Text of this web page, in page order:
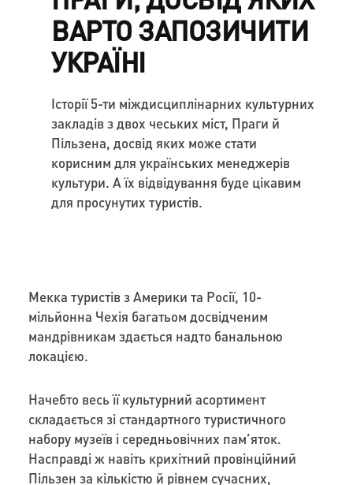
ВАРТО ЗАПОЗИЧИТИ
УКРАЇНІ
Історії 5-ти міждисциплінарних культурних
закладів з двох чеських міст, Праги й
Пільзена, досвід яких може стати
корисним для українських менеджерів
культури. А їх відвідування буде цікавим
для просунутих туристів.
Мекка туристів з Америки та Росії, 10-
мільйонна Чехія багатьом досвідченим
мандрівникам здається надто банальною
локацією.
Начебто весь її культурний асортимент
складається зі стандартного туристичного
набору музеїв і середньовічних пам’яток.
Насправді ж навіть крихітний провінційний
Пільзен за кількістю й рівнем сучасних,